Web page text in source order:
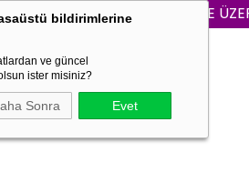
bildirimlerine
ve güncel
ister misiniz?
Sonra Evet
3000₺ VE ÜZERİ